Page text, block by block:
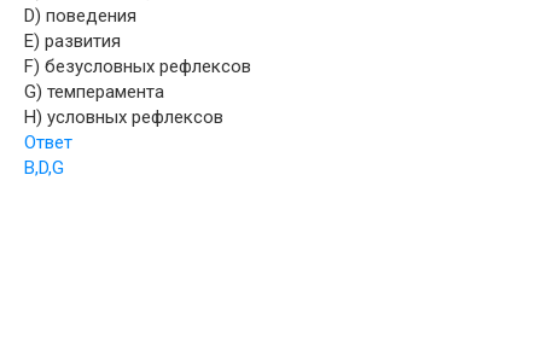
D) поведения
E) развития
F) безусловных рефлексов
G) темперамента
H) условных рефлексов
Ответ
B,D,G